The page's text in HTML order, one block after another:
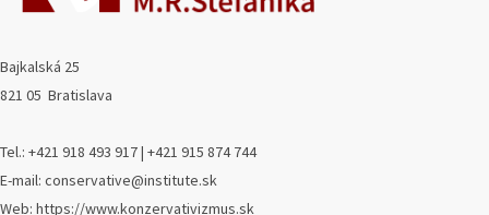
Bajkalská 25
821 05 Bratislava
Tel.: +421 918 493 917 | +421 915 874 744
E-mail: conservative@institute.sk
Web: https://www.konzervativizmus.sk